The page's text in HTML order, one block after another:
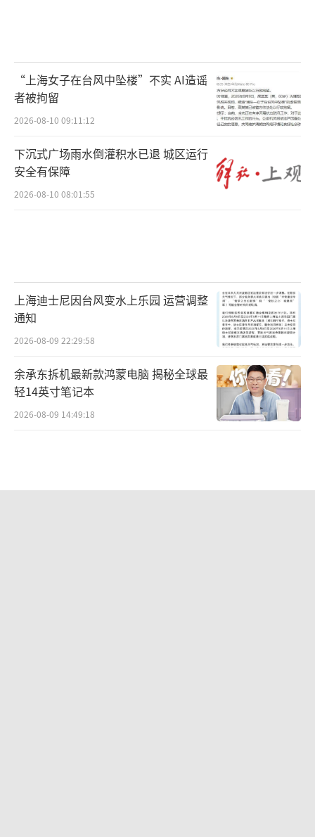
“上海女子在台风中坠楼”不实 AI造谣
者被拘留
2026-08-10 09:11:12
下沉式广场雨水倒灌积水已退 城区运行
安全有保障
2026-08-10 08:01:55
上海迪士尼因台风变水上乐园 运营调整
通知
2026-08-09 22:29:58
余承东拆机最新款鸿蒙电脑 揭秘全球最
轻14英寸笔记本
2026-08-09 14:49:18